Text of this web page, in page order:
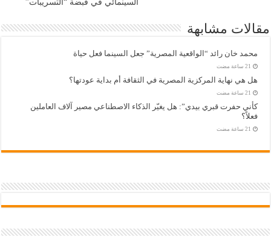
السينمائي في قبضة “التسريبات”
مقالات مشابهة
محمد خان رائد “الواقعية المصرية” جعل السينما فعل حياة
هل هي نهاية المركزية المصرية في الثقافة أم بداية عودتها؟
كأني حفرت قبري بيدي”: هل يغيّر الذكاء الاصطناعي مصير آلاف العاملين
فعلاً؟